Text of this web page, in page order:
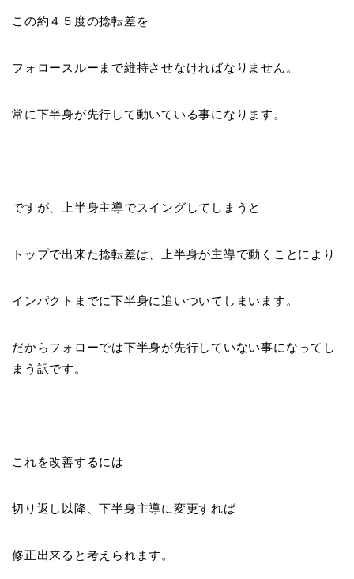
この約 ４５度の捻転差を
フォロースルーまで維持させなければなりません。
常に下半身が先行して動いている事になります。
ですが、 上半身主導でスイングしてしまうと
トップで出来た捻転差は、上半身が主導で動くことにより
インパクトまでに下半身に追いついてしまいます。
だからフォローでは下半身が先行していない事になってし
まう訳です。
これを改善するには
切り返し以降、下半身主導に変更すれば
修正出来ると考えられます。